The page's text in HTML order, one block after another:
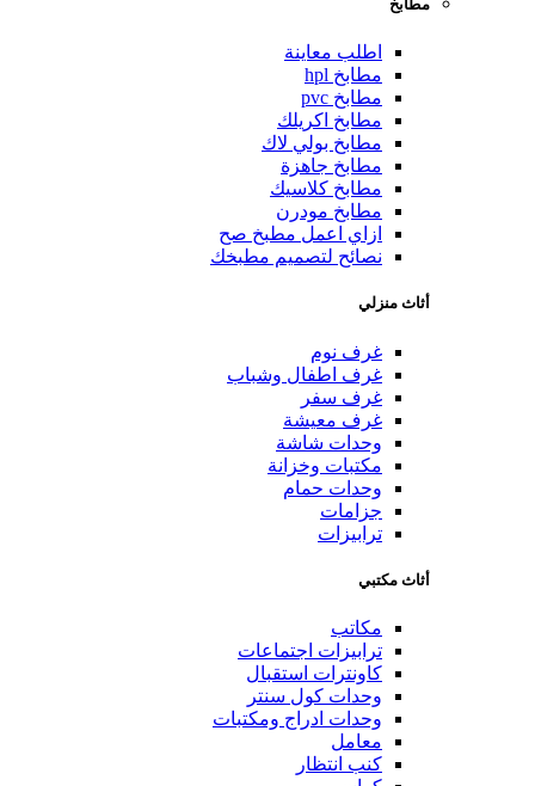
مطابخ
اطلب معاينة
مطابخ hpl
مطابخ pvc
مطابخ اكريلك
مطابخ بولي لاك
مطابخ جاهزة
مطابخ كلاسيك
مطابخ مودرن
ازاي اعمل مطبخ صح
نصائح لتصميم مطبخك
أثاث منزلي
غرف نوم
غرف اطفال وشباب
غرف سفر
غرف معيشة
وحدات شاشة
مكتبات وخزانة
وحدات حمام
جزامات
ترابيزات
أثاث مكتبي
مكاتب
ترابيزات اجتماعات
كاونترات استقبال
وحدات كول سنتر
وحدات ادراج ومكتبات
معامل
كنب انتظار